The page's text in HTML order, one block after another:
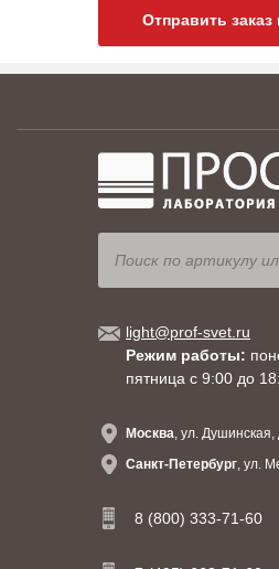
Отправить заказ
light@prof-svet.ru
Режим работы:
пятница с 9:00 до
Москва, ул. Душинская,
Санкт-Петербург, ул.
8 (800) 333-71-60